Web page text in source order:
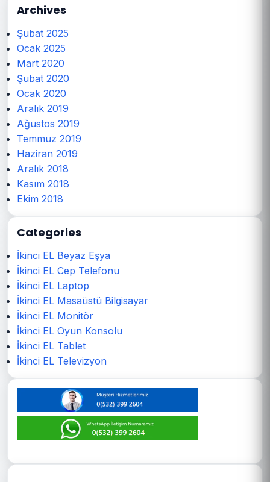
Archives
Şubat 2025
Ocak 2025
Mart 2020
Şubat 2020
Ocak 2020
Aralık 2019
Ağustos 2019
Temmuz 2019
Haziran 2019
Aralık 2018
Kasım 2018
Ekim 2018
Categories
İkinci EL Beyaz Eşya
İkinci EL Cep Telefonu
İkinci EL Laptop
İkinci EL Masaüstü Bilgisayar
İkinci EL Monitör
İkinci EL Oyun Konsolu
İkinci EL Tablet
İkinci EL Televizyon